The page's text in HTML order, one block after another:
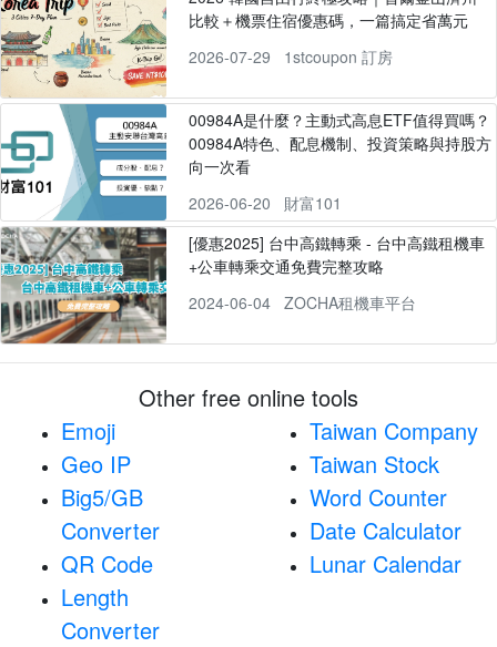
比較＋機票住宿優惠碼，一篇搞定省萬元
2026-07-29
1stcoupon 訂房
00984A是什麼？主動式高息ETF值得買嗎？
00984A特色、配息機制、投資策略與持股方
向一次看
2026-06-20
財富101
[優惠2025] 台中高鐵轉乘 - 台中高鐵租機車
+公車轉乘交通免費完整攻略
2024-06-04
ZOCHA租機車平台
Other free online tools
Emoji
Geo IP
Big5/GB
Converter
QR Code
Length
Converter
Taiwan Company
Taiwan Stock
Word Counter
Date Calculator
Lunar Calendar